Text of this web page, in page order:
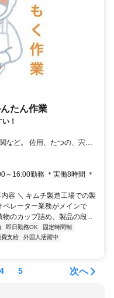
たん作業
！
つの、宍
らの通勤者も多数活躍
播磨新宮駅」
～16:00勤務 ＊実働8時間 ＊
容 ＼ キムチ製造工場での製
レーター業務がメインで
のカップ詰め、製品の段...
即日勤務OK
固定時間制
費支給
外国人活躍中
4 5 次へ